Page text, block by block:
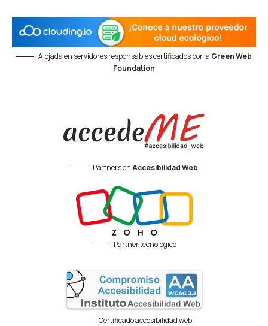
Alojada en servidores responsables certificados por la Green Web
Foundation
Partners enAccesibilidad Web
Partner tecnológico
Certificado accesibilidad web